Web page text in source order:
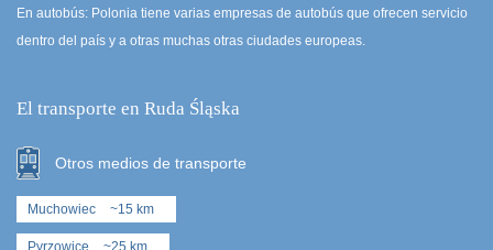
En autobús: Polonia tiene varias empresas de autobús que ofrecen servicio
dentro del país y a otras muchas otras ciudades europeas.
El transporte en Ruda Śląska
Otros medios de transporte
Muchowiec ~15 km
Pyrzowice ~25 km